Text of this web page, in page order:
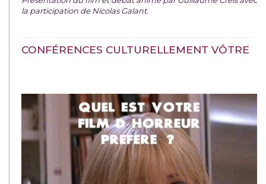
la participation de Nicolas Galant.
CONFÉRENCES CULTURELLEMENT VÔTRE